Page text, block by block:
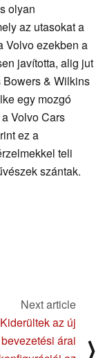
olyan
az utasokat a
Volvo ezekben a
javította, alig jut
& Wilkins
egy mozgó
Volvo Cars
ez a
teli
szántak.
Next article
az új
árai
⟩